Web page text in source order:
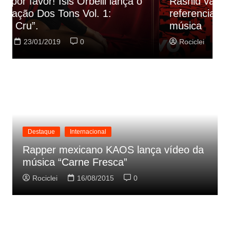
referencias do clipe de sua nova
música
Rociclei 22/01/2019
Destaque Internacional
Rapper mexicano KAOS lança vídeo da
música “Carne Fresca”
Rociclei 16/08/2015 0